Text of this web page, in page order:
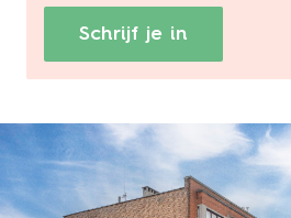
Schrijf je in